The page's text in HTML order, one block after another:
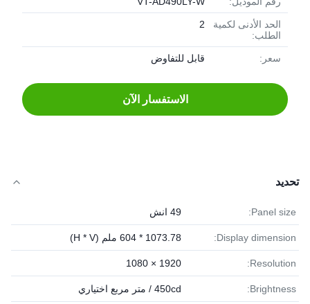
الحد الأدنى لكمية
الطلب:
2
سعر: قابل للتفاوض
الاستفسار الآن
تحديد
Panel size: 49 انش
Display dimension: 1073.78 * 604 ملم (H * V)
Resolution:
1920 × 1080
Brightness: 450cd / متر مربع اختياري